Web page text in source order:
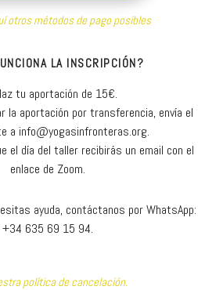
otros métodos de pago posibles
LA INSCRIPCIÓN?
tu aportación de 15€.
la aportación por transferencia, envía el
a info@yogasinfronteras.org.
el día del taller recibirás un email con el
enlace de Zoom.
ayuda, contáctanos por WhatsApp:
+34 635 69 15 94.
política de cancelación.